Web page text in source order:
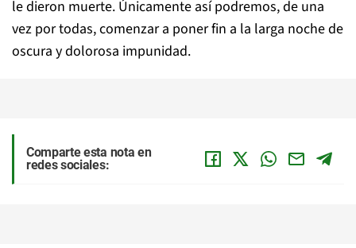
le dieron muerte. Únicamente así podremos, de una
vez por todas, comenzar a poner fin a la larga noche de
oscura y dolorosa impunidad.
Comparte esta nota en
redes sociales: